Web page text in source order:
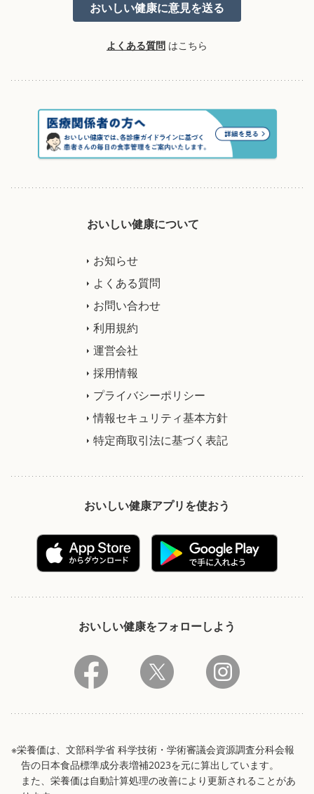
よくある質問 はこちら
おいしい健康について
お知らせ
よくある質問
お問い合わせ
利用規約
運営会社
採用情報
プライバシーポリシー
情報セキュリティ基本方針
特定商取引法に基づく表記
おいしい健康アプリを使おう
おいしい健康をフォローしよう
※栄養価は、文部科学省 科学技術・学術審議会資源調査分科会報
告の日本食品標準成分表増補2023を元に算出しています。
また、栄養価は自動計算処理の改善により更新されることがあ